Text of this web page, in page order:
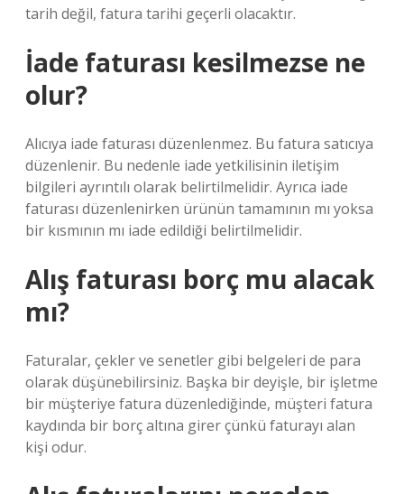
tarih değil, fatura tarihi geçerli olacaktır.
İade faturası kesilmezse ne
olur?
Alıcıya iade faturası düzenlenmez. Bu fatura satıcıya
düzenlenir. Bu nedenle iade yetkilisinin iletişim
bilgileri ayrıntılı olarak belirtilmelidir. Ayrıca iade
faturası düzenlenirken ürünün tamamının mı yoksa
bir kısmının mı iade edildiği belirtilmelidir.
Alış faturası borç mu alacak
mı?
Faturalar, çekler ve senetler gibi belgeleri de para
olarak düşünebilirsiniz. Başka bir deyişle, bir işletme
bir müşteriye fatura düzenlediğinde, müşteri fatura
kaydında bir borç altına girer çünkü faturayı alan
kişi odur.